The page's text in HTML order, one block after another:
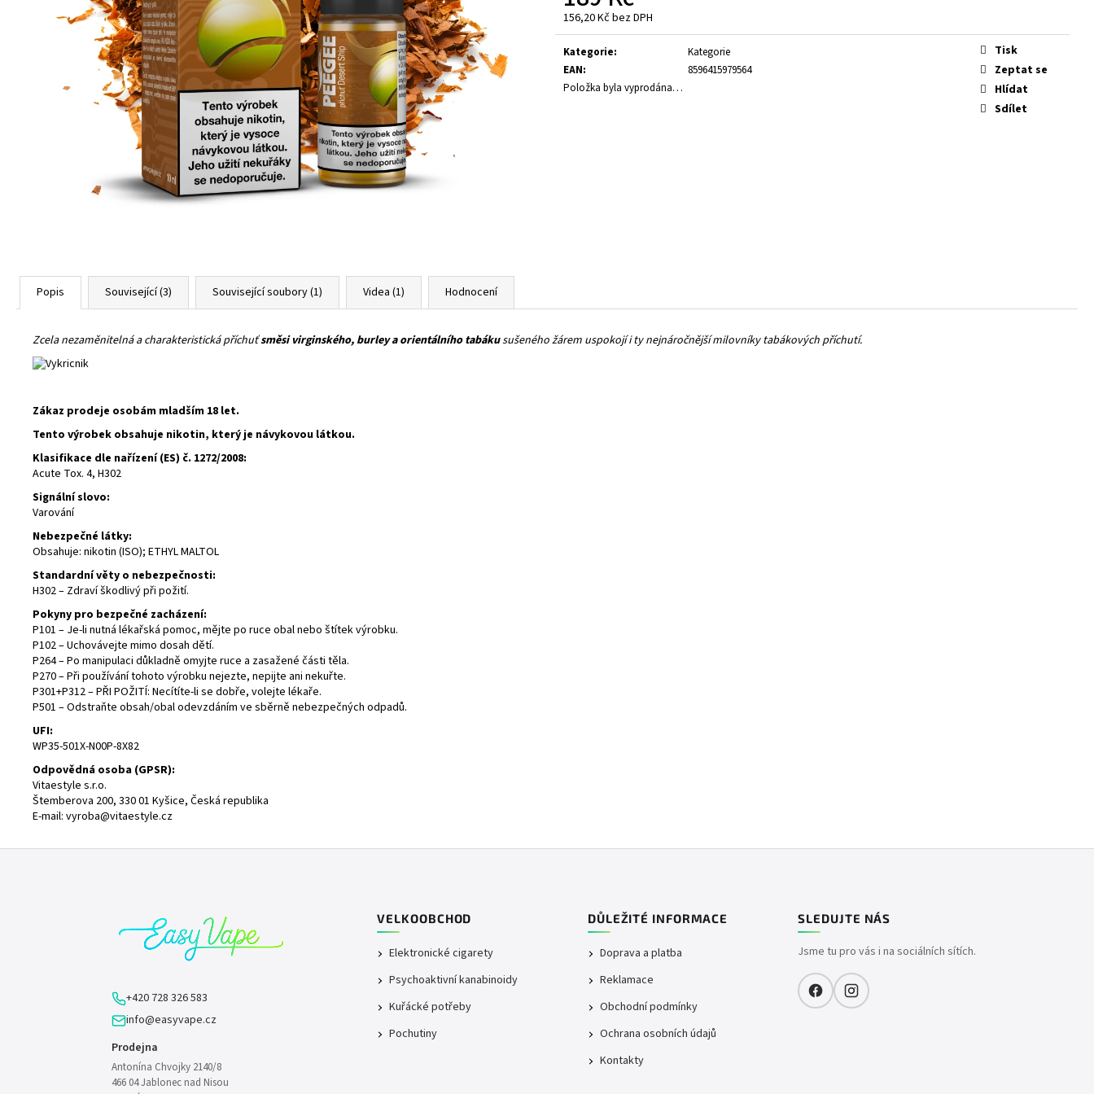
156,20 Kč bez DPH
Měrná
cena:
Kategorie:
Kategorie
EAN:
8596415979564
Položka byla vyprodána…
Tisk
Zeptat se
Hlídat
Sdílet
Popis Související (3) Související soubory (1) Videa (1) Hodnocení
Zcela nezaměnitelná a charakteristická příchuťsměsi virginského, burley a orientálního tabákusušeného žárem uspokojí i ty nejnáročnější milovníky tabákových příchutí.
Zákaz prodeje osobám mladším 18 let.
Tento výrobek obsahuje nikotin, který je návykovou látkou.
Klasifikace dle nařízení (ES) č. 1272/2008:
Acute Tox. 4, H302
Signální slovo:
Varování
Nebezpečné látky:
Obsahuje: nikotin (ISO); ETHYL MALTOL
Standardní věty o nebezpečnosti:
H302 – Zdraví škodlivý při požití.
Pokyny pro bezpečné zacházení:
P101 – Je-li nutná lékařská pomoc, mějte po ruce obal nebo štítek výrobku.
P102 – Uchovávejte mimo dosah dětí.
P264 – Po manipulaci důkladně omyjte ruce a zasažené části těla.
P270 – Při používání tohoto výrobku nejezte, nepijte ani nekuřte.
P301+P312 – PŘI POŽITÍ: Necítíte-li se dobře, volejte lékaře.
P501 – Odstraňte obsah/obal odevzdáním ve sběrně nebezpečných odpadů.
UFI:
WP35-501X-N00P-8X82
Odpovědná osoba (GPSR):
Vitaestyle s.r.o.
Štemberova 200, 330 01 Kyšice, Česká republika
E-mail: vyroba@vitaestyle.cz
189 Kč
189 Kč
+420 728 326 583
info@easyvape.cz
Prodejna
Antonína Chvojky 2140/8
466 04 Jablonec nad Nisou
VELKOOBCHOD
Elektronické cigarety
Psychoaktivní kanabinoidy
Kuřácké potřeby
Pochutiny
DŮLEŽITÉ INFORMACE
Doprava a platba
Reklamace
Obchodní podmínky
Ochrana osobních údajů
Kontakty
SLEDUJTE NÁS
Jsme tu pro vás i na sociálních sítích.